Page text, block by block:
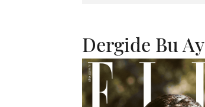
Dergide Bu Ay